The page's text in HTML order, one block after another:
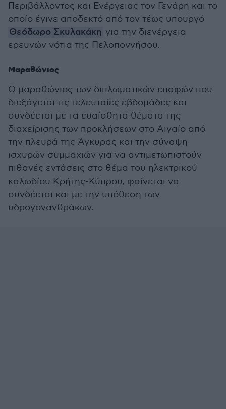
Περιβάλλοντος και Ενέργειας τον Γενάρη και το
οποίο έγινε αποδεκτό από τον τέως υπουργό
Θεόδωρο Σκυλακάκη για την διενέργεια
ερευνών νότια της Πελοποννήσου.
Μαραθώνιος
Ο μαραθώνιος των διπλωματικών επαφών που
διεξάγεται τις τελευταίες εβδομάδες και
συνδέεται με τα ευαίσθητα θέματα της
διαχείρισης των προκλήσεων στο Αιγαίο από
την πλευρά της Άγκυρας και την σύναψη
ισχυρών συμμαχιών για να αντιμετωπιστούν
πιθανές εντάσεις στο θέμα του ηλεκτρικού
καλωδίου Κρήτης-Κύπρου, φαίνεται να
συνδέεται και με την υπόθεση των
υδρογονανθράκων.